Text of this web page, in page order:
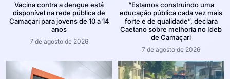
Vacina contra a dengue está
disponível na rede pública de
Camaçari para jovens de 10 a 14
anos
7 de agosto de 2026
“Estamos construindo uma
educação pública cada vez mais
forte e de qualidade”, declara
Caetano sobre melhoria no Ideb
de Camaçari
7 de agosto de 2026